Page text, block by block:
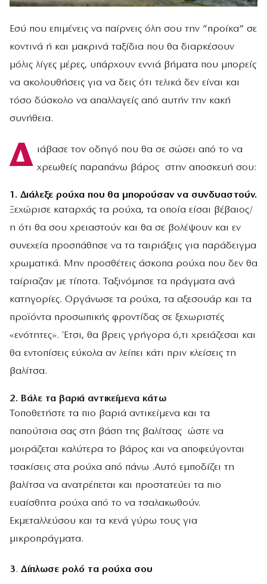
Εσύ που επιμένεις να παίρνεις όλη σου την “προίκα” σε
κοντινά ή και μακρινά ταξίδια που θα διαρκέσουν
μόλις λίγες μέρες, υπάρχουν εννιά βήματα που μπορείς
να ακολουθήσεις για να δεις ότι τελικά δεν είναι και
τόσο δύσκολο να απαλλαγείς από αυτήν την κακή
συνήθεια.
Δ ιάβασε τον οδηγό που θα σε σώσει από το να
χρεωθείς παραπάνω βάρος στην αποσκευή σου:
1. Διάλεξε ρούχα που θα μπορούσαν να συνδυαστούν.
Ξεχώρισε καταρχάς τα ρούχα, τα οποία είσαι βέβαιος/
η ότι θα σου χρειαστούν και θα σε βολέψουν και εν
συνεχεία προσπάθησε να τα ταιριάξεις για παράδειγμα
χρωματικά. Μην προσθέτεις άσκοπα ρούχα που δεν θα
ταίριαζαν με τίποτα. Ταξινόμησε τα πράγματα ανά
κατηγορίες. Οργάνωσε τα ρούχα, τα αξεσουάρ και τα
προϊόντα προσωπικής φροντίδας σε ξεχωριστές
«ενότητες». Έτσι, θα βρεις γρήγορα ό,τι χρειάζεσαι και
θα εντοπίσεις εύκολα αν λείπει κάτι πριν κλείσεις τη
βαλίτσα.
2. Bάλε τα βαριά αντικείμενα κάτω
Τοποθετήστε τα πιο βαριά αντικείμενα και τα
παπούτσια σας στη βάση της βαλίτσας ώστε να
μοιράζεται καλύτερα το βάρος και να αποφεύγονται
τσακίσεις στα ρούχα από πάνω .Αυτό εμποδίζει τη
βαλίτσα να ανατρέπεται και προστατεύει τα πιο
ευαίσθητα ρούχα από το να τσαλακωθούν.
Εκμεταλλεύσου και τα κενά γύρω τους για
μικροπράγματα.
3. Δίπλωσε ρολό τα ρούχα σου